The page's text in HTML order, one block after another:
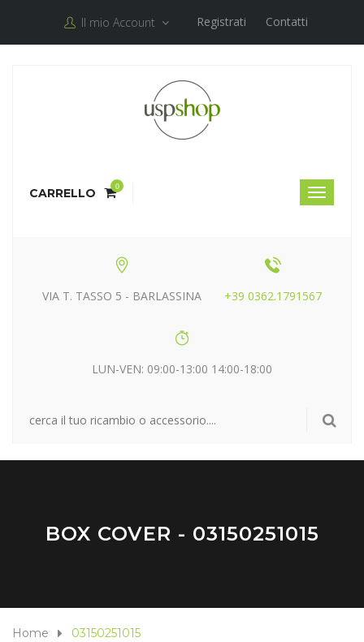
Il mio Account Registrati Contatti
CARRELLO 0
VIA T. TASSO 5 - BARLASSINA +39 0362.1791567
LUN-VEN: 09:00-13:00 14:00-18:00
BOX COVER - 03150251015
Home 03150251015